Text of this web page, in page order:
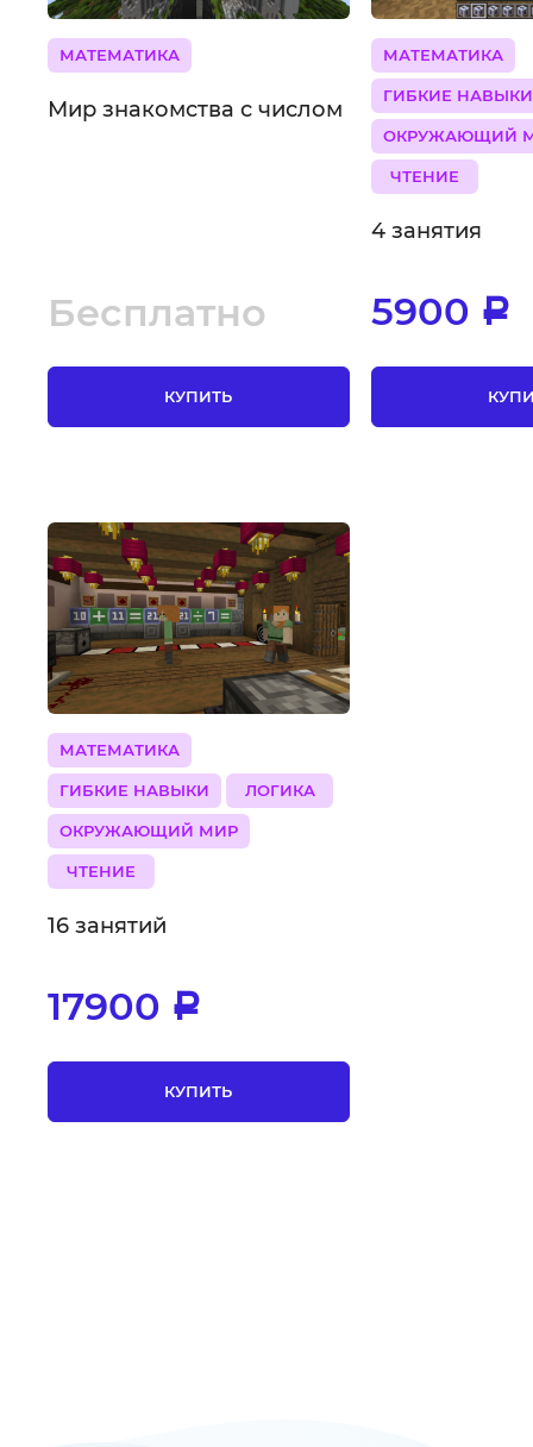
МАТЕМАТИКА
Мир знакомства с числом
Бесплатно
КУПИТЬ
МАТЕМАТИКА
ГИБКИЕ НАВЫКИ
ОКРУЖАЮЩИЙ
ЧТЕНИЕ
4 занятия
5900 Р
МАТЕМАТИКА
ГИБКИЕ НАВЫКИ ЛОГИКА
ОКРУЖАЮЩИЙ МИР
ЧТЕНИЕ
16 занятий
17900 Р
КУПИТЬ